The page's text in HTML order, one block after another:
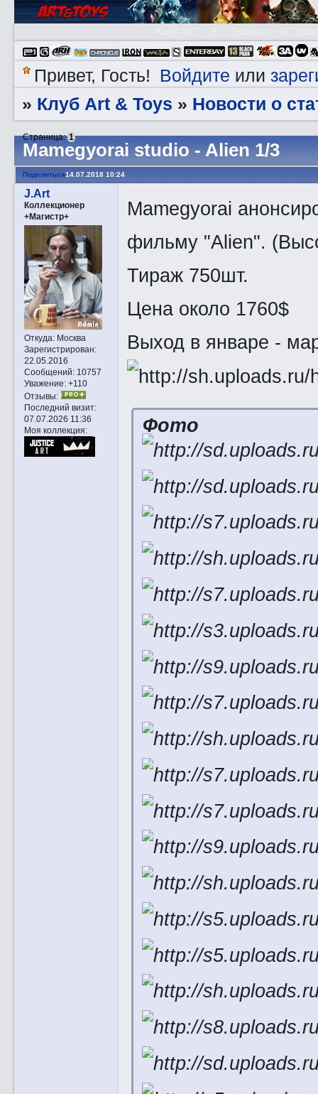
Привет, Гость! Войдите или
» Клуб Art & Toys » Новости о
Mamegyorai studio - Alien 1/3
Страница:1
Поделиться14.07.2018 10:24
J.Art
Коллекционер
+Магистр+
Откуда:Москва
Зарегистрирован:
22.05.2016
Сообщений:10757
Уважение: +110
Отзывы:
Последний визит:
07.07.2026 11:36
Моя коллекция:
Mamegyorai
фильму "Alien".
Тираж 750шт.
Цена около 1760$
Выход в январе -
Фото